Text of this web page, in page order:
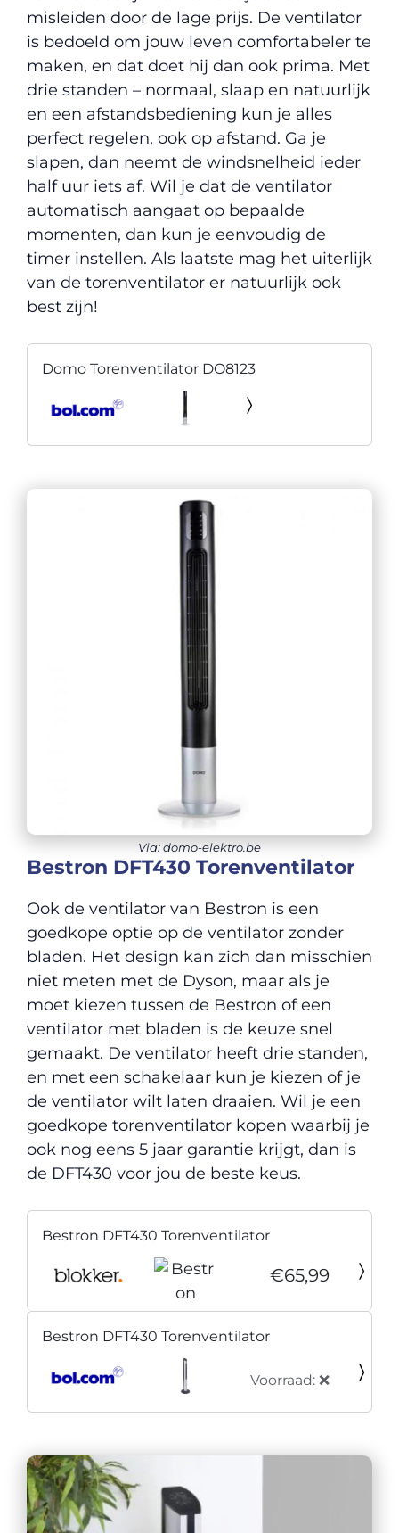
misleiden door de lage prijs. De ventilator
is bedoeld om jouw leven comfortabeler te
maken, en dat doet hij dan ook prima. Met
drie standen – normaal, slaap en natuurlijk
en een afstandsbediening kun je alles
perfect regelen, ook op afstand. Ga je
slapen, dan neemt de windsnelheid ieder
half uur iets af. Wil je dat de ventilator
automatisch aangaat op bepaalde
momenten, dan kun je eenvoudig de
timer instellen. Als laatste mag het uiterlijk
van de torenventilator er natuurlijk ook
best zijn!
Domo Torenventilator DO8123
Via: domo-elektro.be
Bestron DFT430 Torenventilator
Ook de ventilator van Bestron is een
goedkope optie op de ventilator zonder
bladen. Het design kan zich dan misschien
niet meten met de Dyson, maar als je
moet kiezen tussen de Bestron of een
ventilator met bladen is de keuze snel
gemaakt. De ventilator heeft drie standen,
en met een schakelaar kun je kiezen of je
de ventilator wilt laten draaien. Wil je een
goedkope torenventilator kopen waarbij je
ook nog eens 5 jaar garantie krijgt, dan is
de DFT430 voor jou de beste keus.
Bestron DFT430 Torenventilator
€65,99
Bestron DFT430 Torenventilator
Voorraad: ❌